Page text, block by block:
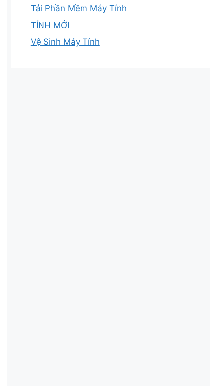
Tải Phần Mềm Máy Tính
TỈNH MỚI
Vệ Sinh Máy Tính